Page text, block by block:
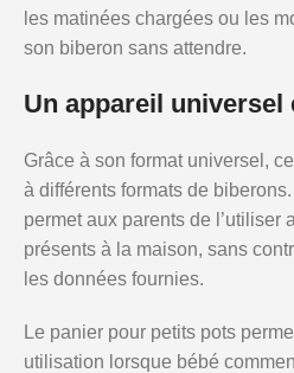
les matinées chargées ou les
son biberon sans attendre.
Un appareil universel
Grâce à son format universel,
à différents formats de
permet aux parents de l’utiliser
présents à la maison, sans
les données fournies.
Le panier pour petits pots
utilisation lorsque bébé